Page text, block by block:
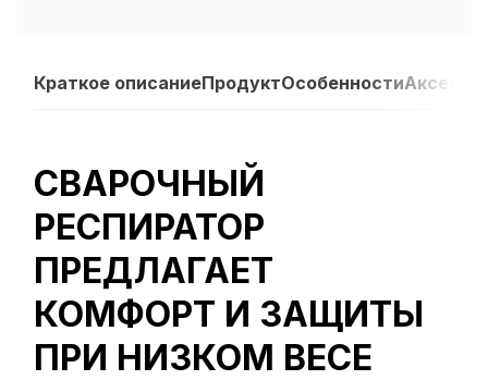
Краткое описаниеПродуктОсобенности
СВАРОЧНЫЙ
РЕСПИРАТОР
ПРЕДЛАГАЕТ
КОМФОРТ И ЗАЩИТЫ
ПРИ НИЗКОМ ВЕСЕ